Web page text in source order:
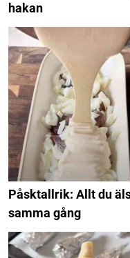
hakan
Påsktallrik: Allt du
samma gång